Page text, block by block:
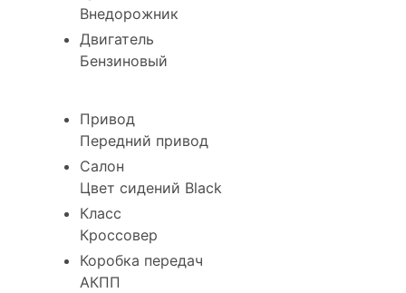
Внедорожник
Двигатель
Бензиновый
Привод
Передний привод
Салон
Цвет сидений Black
Класс
Кроссовер
Коробка передач
АКПП